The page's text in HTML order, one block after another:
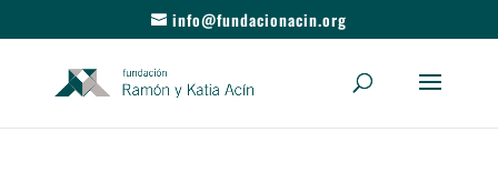
info@fundacionacin.org